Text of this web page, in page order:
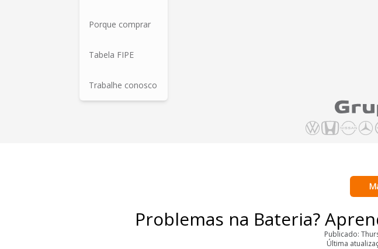
Porque comprar
Tabela FIPE
Trabalhe conosco
Problemas na Bateria?
Publicado:
Última